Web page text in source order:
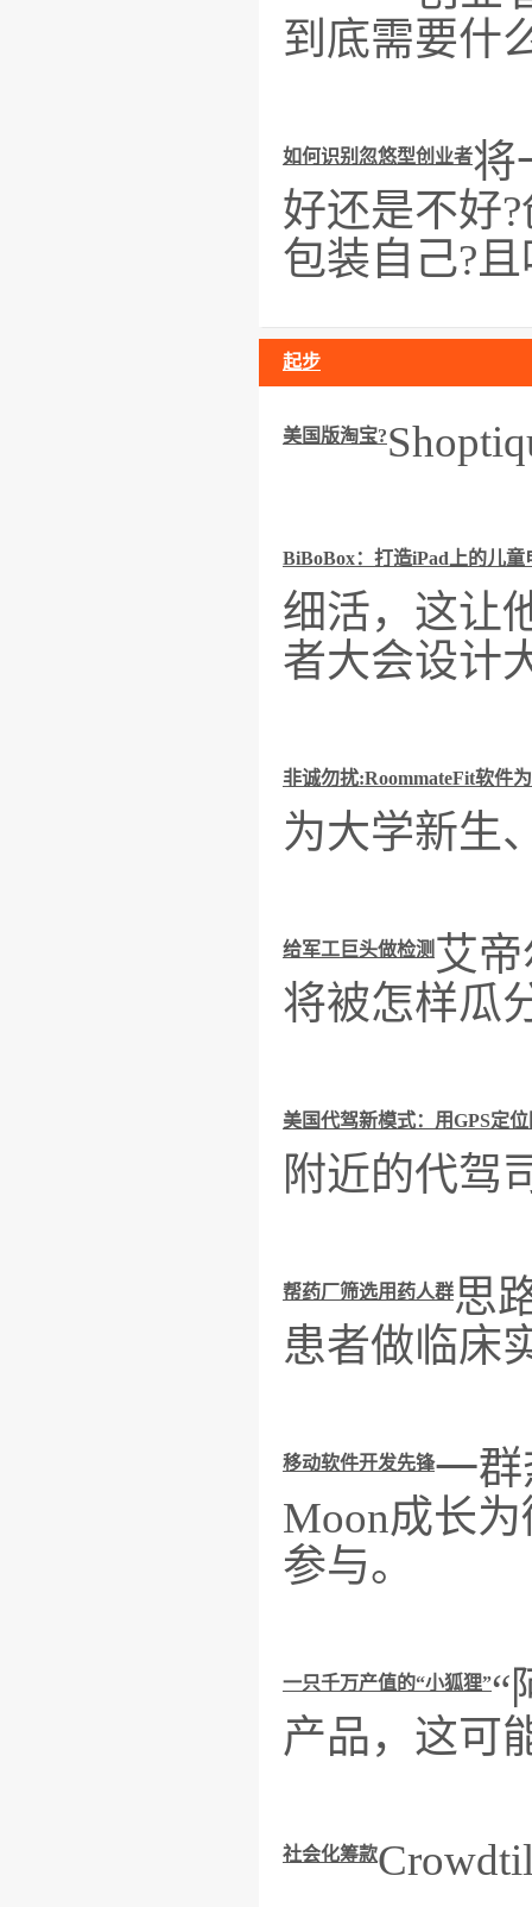
到底需要什
如何识别忽悠型创业者将
好还是不好
包装自己?
起步
美国版淘宝?
BiBoBox：打造iPad上的儿童
细活，这让
者大会设计
非诚勿扰:RoommateFit软件
为大学新生
给军工巨头做检测 艾
将被怎样瓜
美国代驾新模式：用GPS定
附近的代驾
帮药厂筛选用药人群思
患者做临床
移动软件开发先锋一群
Moon成长
参与。
一只千万产值的“小狐狸”“
产品，这可
社会化筹款